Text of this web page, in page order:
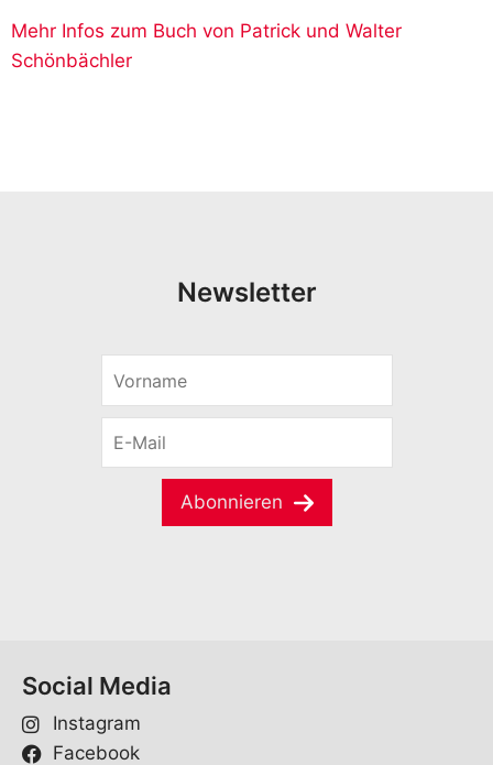
Mehr Infos zum Buch von Patrick und Walter
Schönbächler
Newsletter
r
M
Abonnieren
Social Media
Instagram
Facebook